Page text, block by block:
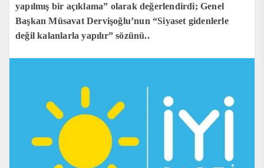
yapılmış bir açıklama” olarak değerlendirdi; Genel
Başkan Müsavat Dervişoğlu’nun “Siyaset gidenlerle
değil kalanlarla yapılır” sözünü..